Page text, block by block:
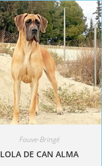
Fauve-Bringé
LOLA DE CAN ALMA